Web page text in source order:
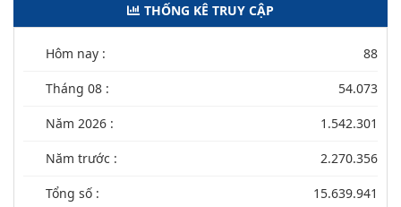
THỐNG KÊ TRUY CẬP
Hôm nay : 88
Tháng 08 : 54.073
Năm 2026 : 1.542.301
Năm trước : 2.270.356
Tổng số : 15.639.941